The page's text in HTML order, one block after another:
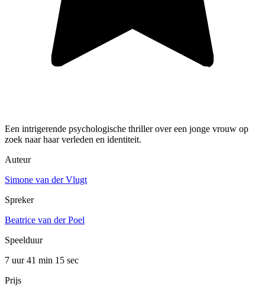
Een intrigerende psychologische thriller over een jonge vrouw op
zoek naar haar verleden en identiteit.
Auteur
Simone van der Vlugt
Spreker
Beatrice van der Poel
Speelduur
7 uur 41 min 15 sec
Prijs